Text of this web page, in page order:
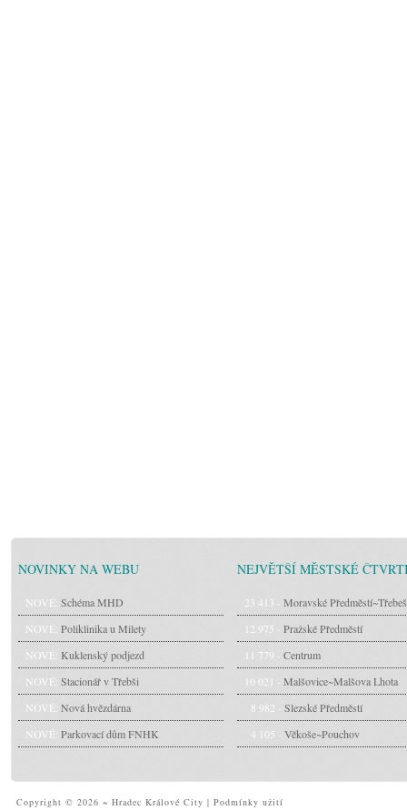
NOVINKY NA WEBU
NOVÉ: Schéma MHD
NOVÉ: Poliklinika u Milety
NOVÉ: Kuklenský podjezd
NOVÉ: Stacionář v Třebši
NOVÉ: Nová hvězdárna
NOVÉ: Parkovací dům FNHK
NEJVĚTŠÍ MĚSTSKÉ
23 413 - Moravské Předměstí~Třebeš
12 975 - Pražské Předměstí
11 779 - Centrum
10 021 - Malšovice~Malšova Lhota
8 982 - Slezské Předměstí
4 105 - Věkoše~Pouchov
Copyright © 2026 ~ Hradec Králové City | Podmínky užití